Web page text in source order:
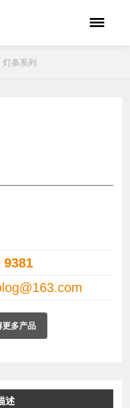
灯条系列
9381
更多产品
述